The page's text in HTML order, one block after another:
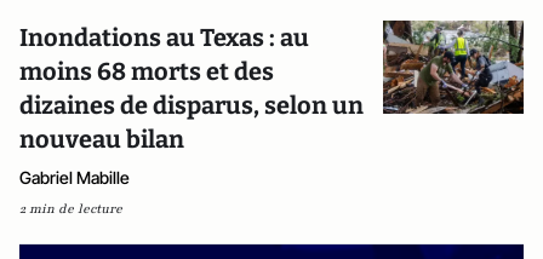
Inondations au Texas : au
moins 68 morts et des
dizaines de disparus, selon un
nouveau bilan
Gabriel Mabille
2 min de lecture